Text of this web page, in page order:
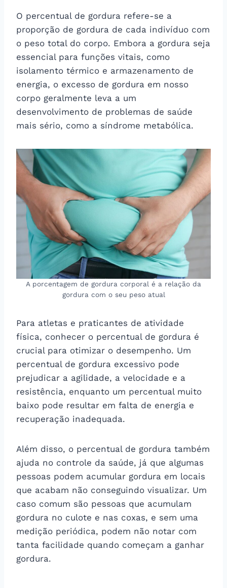
O percentual de gordura refere-se a
proporção de gordura de cada indivíduo com
o peso total do corpo. Embora a gordura seja
essencial para funções vitais, como
isolamento térmico e armazenamento de
energia, o excesso de gordura em nosso
corpo geralmente leva a um
desenvolvimento de problemas de saúde
mais sério, como a síndrome metabólica.
A porcentagem de gordura corporal é a relação da
gordura com o seu peso atual
Para atletas e praticantes de atividade
física, conhecer o percentual de gordura é
crucial para otimizar o desempenho. Um
percentual de gordura excessivo pode
prejudicar a agilidade, a velocidade e a
resistência, enquanto um percentual muito
baixo pode resultar em falta de energia e
recuperação inadequada.
Além disso, o percentual de gordura também
ajuda no controle da saúde, já que algumas
pessoas podem acumular gordura em locais
que acabam não conseguindo visualizar. Um
caso comum são pessoas que acumulam
gordura no culote e nas coxas, e sem uma
medição periódica, podem não notar com
tanta facilidade quando começam a ganhar
gordura.